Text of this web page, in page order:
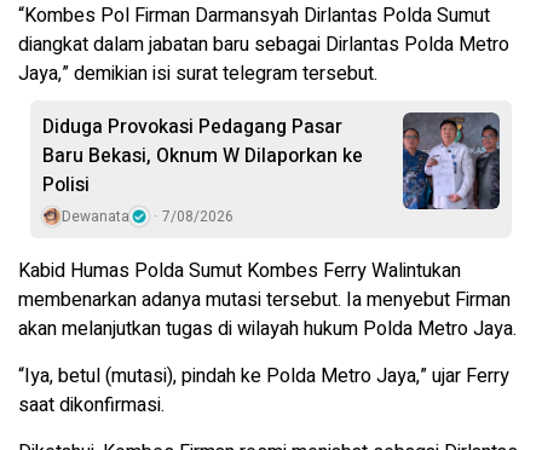
“Kombes Pol Firman Darmansyah Dirlantas Polda Sumut
diangkat dalam jabatan baru sebagai Dirlantas Polda Metro
Jaya,” demikian isi surat telegram tersebut.
Diduga Provokasi Pedagang Pasar
Baru Bekasi, Oknum W Dilaporkan ke
Polisi
Dewanata 7/08/2026
Kabid Humas Polda Sumut Kombes Ferry Walintukan
membenarkan adanya mutasi tersebut. Ia menyebut Firman
akan melanjutkan tugas di wilayah hukum Polda Metro Jaya.
“Iya, betul (mutasi), pindah ke Polda Metro Jaya,” ujar Ferry
saat dikonfirmasi.